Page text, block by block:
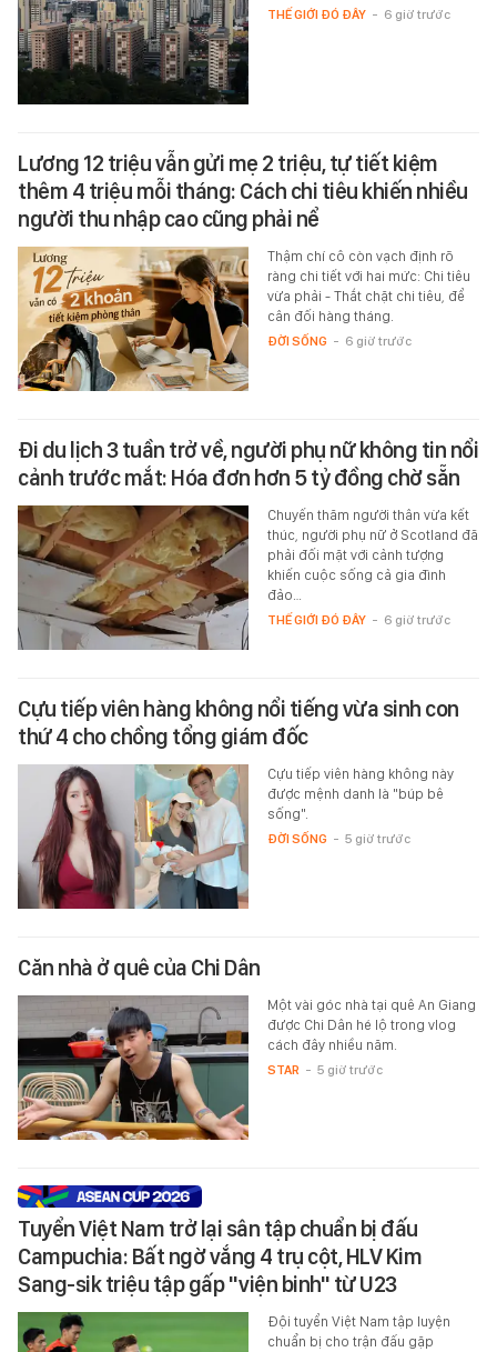
THẾ GIỚI ĐÓ ĐÂY - 6 giờ trước
Lương 12 triệu vẫn gửi mẹ 2 triệu, tự tiết kiệm
thêm 4 triệu mỗi tháng: Cách chi tiêu khiến nhiều
người thu nhập cao cũng phải nể
Thậm chí cô còn vạch định rõ
ràng chi tiết với hai mức: Chi tiêu
vừa phải - Thắt chặt chi tiêu, để
cân đối hàng tháng.
ĐỜI SỐNG - 6 giờ trước
Đi du lịch 3 tuần trở về, người phụ nữ không tin nổi
cảnh trước mắt: Hóa đơn hơn 5 tỷ đồng chờ sẵn
Chuyến thăm người thân vừa kết
thúc, người phụ nữ ở Scotland đã
phải đối mặt với cảnh tượng
khiến cuộc sống cả gia đình
đảo…
THẾ GIỚI ĐÓ ĐÂY - 6 giờ trước
Cựu tiếp viên hàng không nổi tiếng vừa sinh con
thứ 4 cho chồng tổng giám đốc
Cựu tiếp viên hàng không này
được mệnh danh là "búp bê
sống".
ĐỜI SỐNG - 5 giờ trước
Căn nhà ở quê của Chi Dân
Một vài góc nhà tại quê An Giang
được Chi Dân hé lộ trong vlog
cách đây nhiều năm.
STAR - 5 giờ trước
Tuyển Việt Nam trở lại sân tập chuẩn bị đấu
Campuchia: Bất ngờ vắng 4 trụ cột, HLV Kim
Sang-sik triệu tập gấp "viện binh" từ U23
Đội tuyển Việt Nam tập luyện
chuẩn bị cho trận đấu gặp